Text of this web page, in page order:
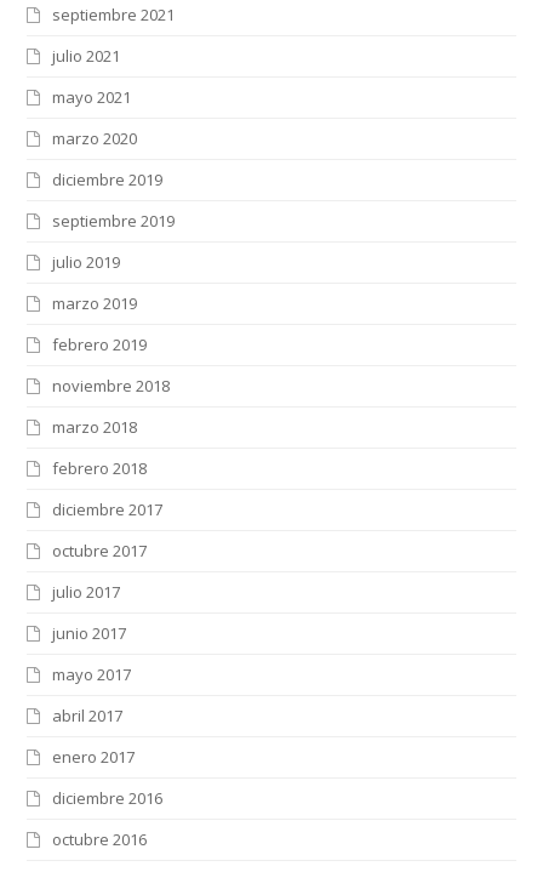
septiembre 2021
julio 2021
mayo 2021
marzo 2020
diciembre 2019
septiembre 2019
julio 2019
marzo 2019
febrero 2019
noviembre 2018
marzo 2018
febrero 2018
diciembre 2017
octubre 2017
julio 2017
junio 2017
mayo 2017
abril 2017
enero 2017
diciembre 2016
octubre 2016